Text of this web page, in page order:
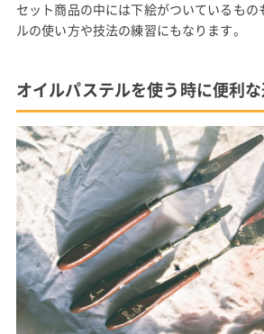
セット商品の中には下絵がついているもの
ルの使い方や技法の練習にもなります。
オイルパステルを使う時に便利